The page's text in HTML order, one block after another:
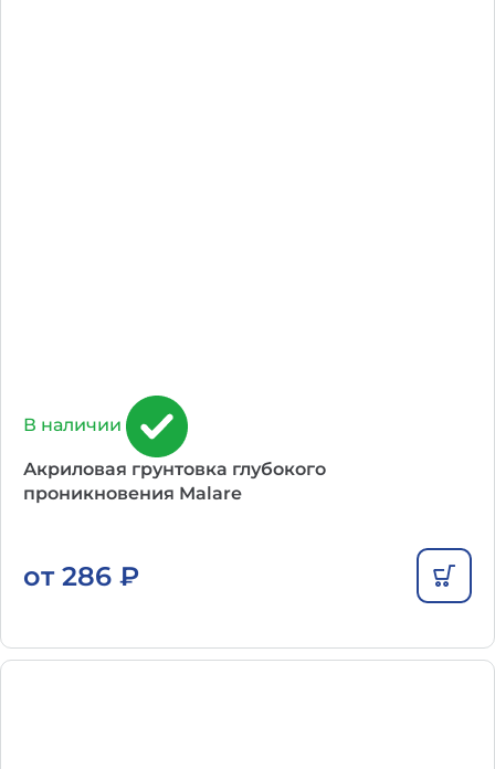
В наличии
Акриловая грунтовка глубокого
проникновения Malare
от 286 ₽